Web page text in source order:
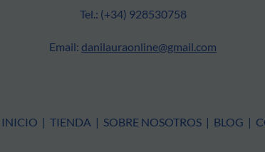
Tel.: (+34) 928530758
Email: danilauraonline@gmail.com
INICIO | TIENDA | SOBRE NOSOTROS | BLOG |